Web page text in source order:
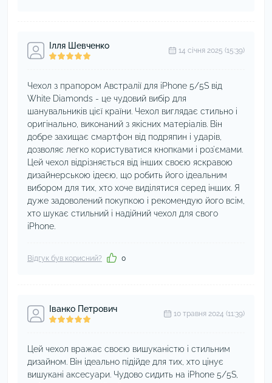
Ілля Шевченко 14 cічня 2025 (15:39)
Чехол з прапором Австралії для iPhone 5/5S від
White Diamonds - це чудовий вибір для
шанувальників цієї країни. Чехол виглядає стильно і
оригінально, виконаний з якісних матеріалів. Він
добре захищає смартфон від подряпин і ударів,
дозволяє легко користуватися кнопками і роз'ємами.
Цей чехол відрізняється від інших своєю яскравою
дизайнерською ідеєю, що робить його ідеальним
вибором для тих, хто хоче виділятися серед інших. Я
дуже задоволений покупкою і рекомендую його всім,
хто шукає стильний і надійний чехол для свого
iPhone.
Відгук був корисний? 0
Іванко Петрович 10 травня 2024 (11:39)
Цей чехол вражає своєю вишуканістю і стильним
дизайном. Він ідеально підійде для тих, хто цінує
вишукані аксесуари. Чудово сидить на iPhone 5/5S,